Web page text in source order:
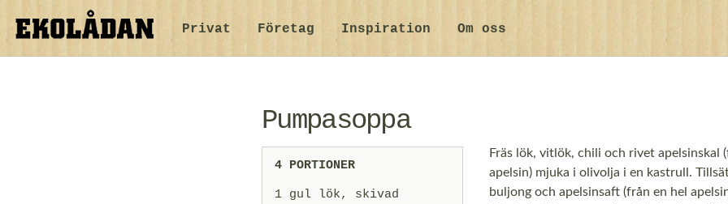
Privat Företag Inspiration Om oss
Pumpasoppa
4 PORTIONER
1 gul lök, skivad
Fräs lök, vitlök, chili och rivet apelsinskal
apelsin) mjuka i olivolja i en kastrull.
buljong och apelsinsaft (från en hel